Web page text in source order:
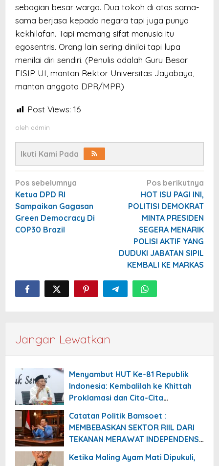
sebagian besar warga. Dua tokoh di atas sama-
sama berjasa kepada negara tapi juga punya
kekhilafan. Tapi memang sifat manusia itu
egosentris. Orang lain sering dinilai tapi lupa
menilai diri sendiri. (Penulis adalah Guru Besar
FISIP UI, mantan Rektor Universitas Jayabaya,
mantan anggota DPR/MPR)
Post Views: 16
oleh admin
Ikuti Kami Pada
Navigasi
pos
Pos sebelumnya
Ketua DPD RI
Sampaikan Gagasan
Green Democracy Di
COP30 Brazil
Pos berikutnya
HOT ISU PAGI INI,
POLITISI DEMOKRAT
MINTA PRESIDEN
SEGERA MENARIK
POLISI AKTIF YANG
DUDUKI JABATAN SIPIL
KEMBALI KE MARKAS
Jangan Lewatkan
Menyambut HUT Ke-81 Republik
Indonesia: Kembalilah ke Khittah
Proklamasi dan Cita-Cita
Catatan Politik Bamsoet :
MEMBEBASKAN SEKTOR RIIL DARI
TEKANAN MERAWAT INDEPENDENSI
Ketika Maling Ayam Mati Dipukuli,